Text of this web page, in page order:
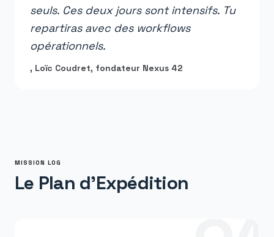
seuls. Ces deux jours sont intensifs. Tu
repartiras avec des workflows
opérationnels.
, Loïc Coudret, fondateur Nexus 42
MISSION LOG
Le Plan d'Expédition